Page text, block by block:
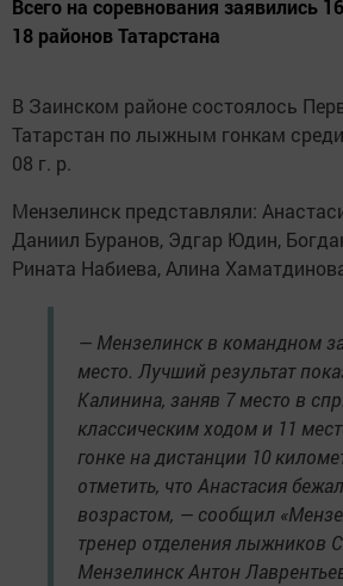
Всего на соревнования заявились
18 районов Татарстана
В Заинском районе состоялось
Татарстан по лыжным гонкам
08 г. р.
Мензелинск представляли:
Даниил Буранов, Эдгар Юдин,
Рината Набиева, Алина
— Мензелинск в командном
место. Лучший результат
Калинина, заняв 7 место в
классическим ходом и 11
гонке на дистанции 10
отметить, что Анастасия
возрастом, — сообщил
тренер отделения лыжников
Мензелинск Антон